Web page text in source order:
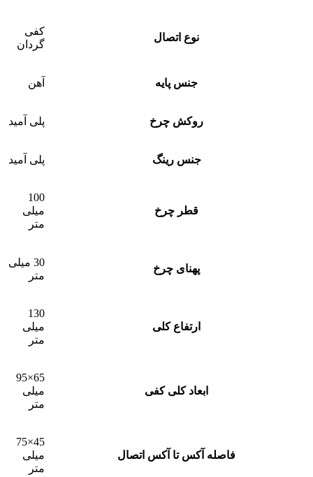
نوع اتصال
کفی
گردان
جنس پایه آهن
روکش چرخ پلی آمید
جنس رینگ پلی آمید
قطر چرخ
100
میلی
متر
پهنای چرخ
30 میلی
متر
ارتفاع کلی
130
میلی
متر
ابعاد کلی کفی
65×95
میلی
متر
فاصله آکس تا آکس اتصال
45×75
میلی
متر